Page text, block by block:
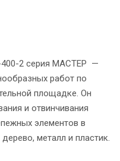
2 серия МАСТЕР —
работ по
площадке. Он
и отвинчивания
элементов в
металл и пластик.